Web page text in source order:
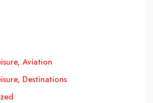
Aviation
Destinations